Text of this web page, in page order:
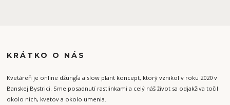
KRÁTKO O NÁS
Kvetáreň je online džungľa a slow plant koncept, ktorý vznikol v roku 2020 v
Banskej Bystrici. Sme posadnutí rastlinkami a celý náš život sa odjakživa točil
okolo nich, kvetov a okolo umenia.